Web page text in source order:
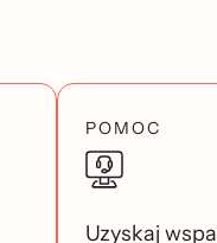
POMOC
Uzyskaj